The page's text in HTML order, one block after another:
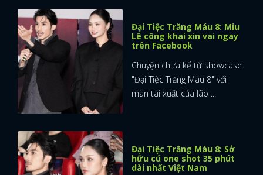
Đại Tiệc Trăng Máu 8: Miu
Lê công khai xin vai ngay
trên Facebook
Chuyện chưa kể từ showcase
"Đại Tiệc Trăng Máu 8" với
màn tái xuất của lão ...
Đại Tiệc Trăng Máu 8: Sở
hữu cú one shot 35 phút
dài nhất Việt Nam